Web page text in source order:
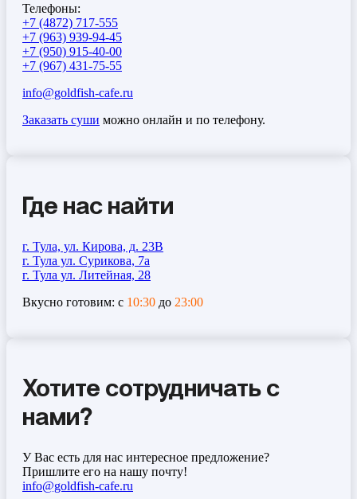
Телефоны:
+7 (4872) 717-555
+7 (963) 939-94-45
+7 (950) 915-40-00
+7 (967) 431-75-55
info@goldfish-cafe.ru
Заказать суши можно онлайн и по телефону.
Где нас найти
г. Тула, ул. Кирова, д. 23В
г. Тула ул. Сурикова, 7а
г. Тула ул. Литейная, 28
Вкусно готовим: с 10:30 до 23:00
Хотите сотрудничать с
нами?
У Вас есть для нас интересное предложение?
Пришлите его на нашу почту!
info@goldfish-cafe.ru